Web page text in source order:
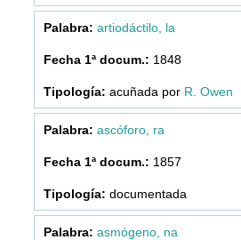
artiodáctilo, la
1848
acuñada por R. Owen
ascóforo, ra
1857
documentada
asmógeno, na